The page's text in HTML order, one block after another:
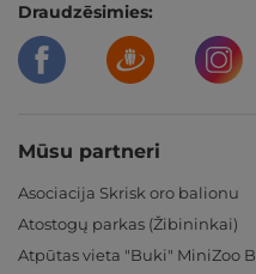
Draudzēsimies:
Mūsu partneri
Asociacija Skrisk oro balionu
Atostogų parkas (Žibininkai)
Atpūtas vieta "Buki" MiniZoo